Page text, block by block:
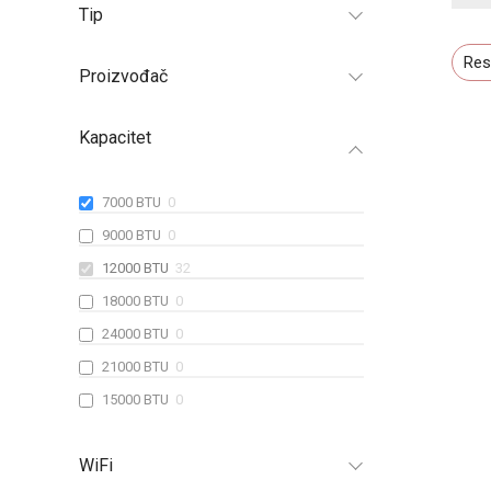
Tip
Proizvođač
Kapacitet
7000 BTU 0
9000 BTU 0
12000 BTU 32
18000 BTU 0
24000 BTU 0
21000 BTU 0
15000 BTU 0
WiFi